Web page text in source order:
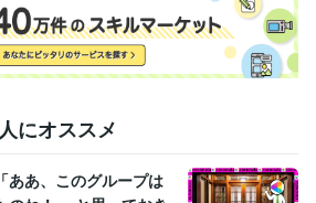
: 2015年
年
ストレス 相談 鬱
にオススメ
ああ、このグループは